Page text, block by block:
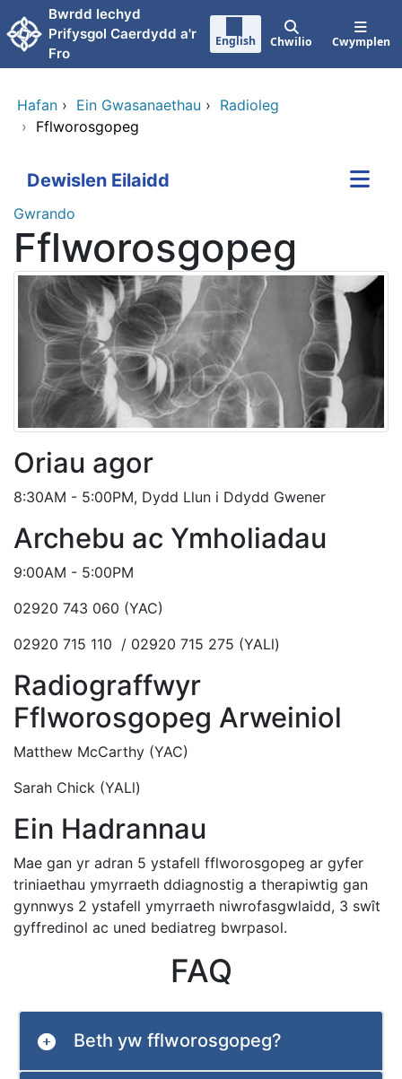
Neidio i'r prif gynnwy
Bwrdd Iechyd
Prifysgol Caerdydd a'r
Fro
English Chwilio Cwymplen
Hafan › Ein Gwasanaethau › Radioleg
› Fflworosgopeg
Dewislen Eilaidd
Gwrando
Fflworosgopeg
Oriau agor
8:30AM - 5:00PM, Dydd Llun i Ddydd Gwener
Archebu ac Ymholiadau
9:00AM - 5:00PM
02920 743 060 (YAC)
02920 715 110 / 02920 715 275 (YALl)
Radiograffwyr
Fflworosgopeg Arweiniol
Matthew McCarthy (YAC)
Sarah Chick (YALl)
Ein Hadrannau
Mae gan yr adran 5 ystafell fflworosgopeg ar gyfer
triniaethau ymyrraeth ddiagnostig a therapiwtig gan
gynnwys 2 ystafell ymyrraeth niwrofasgwlaidd, 3 swît
gyffredinol ac uned bediatreg bwrpasol.
FAQ
Beth yw fflworosgopeg?